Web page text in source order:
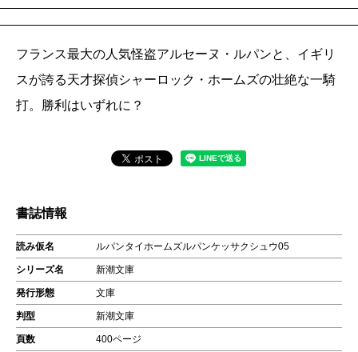
フランス最大の人気怪盗アルセーヌ・ルパンと、イギリ
スが誇る天才探偵シャーロック・ホームズの壮絶な一騎
打。勝利はいずれに？
書誌情報
読み仮名 ルパンタイホームズルパンケッサクシュウ05
シリーズ名 新潮文庫
発行形態 文庫
判型 新潮文庫
頁数 400ページ